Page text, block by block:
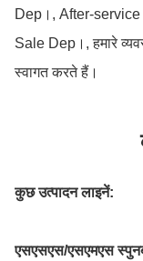
Dep।, After-
Sale Dep।, हमारे
स्वागत करते हैं।
कुछ उत्पादन लाइनें:
एसएसएस/एसएमएस